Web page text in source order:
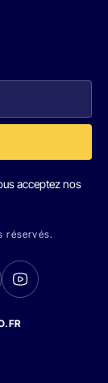
acceptez nos
réservés.